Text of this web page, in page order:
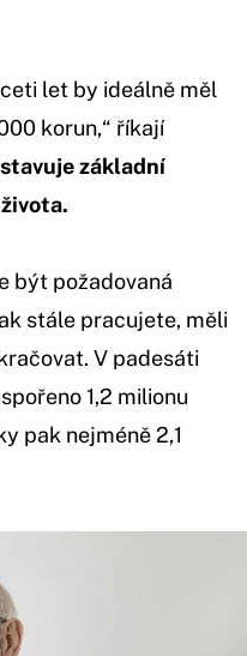
let by ideálně měl
korun,“ říkají
základní
být požadovaná
stále pracujete, měli
V padesáti
1,2 milionu
pak nejméně 2,1